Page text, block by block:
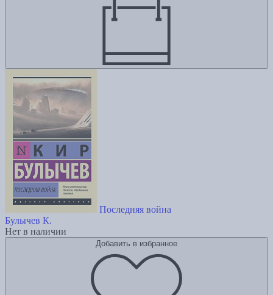
Последняя война
Булычев К.
Нет в наличии
Добавить в избранное